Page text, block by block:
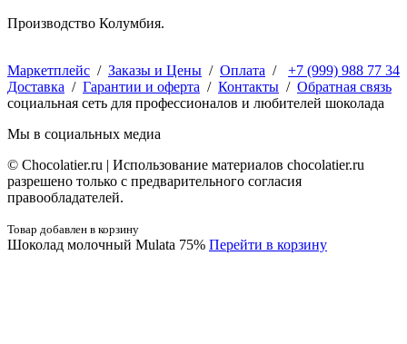
Производство Колумбия.
+7 (999) 988 77 34
Маркетплейс / Заказы и Цены / Оплата /
Доставка / Гарантии и оферта / Контакты / Обратная связь
социальная сеть для профессионалов и любителей шоколада
Мы в социальных медиа
© Сhocolatier.ru | Использование материалов chocolatier.ru
разрешено только с предварительного согласия
правообладателей.
Товар добавлен в корзину
Шоколад молочный Mulata 75% Перейти в корзину